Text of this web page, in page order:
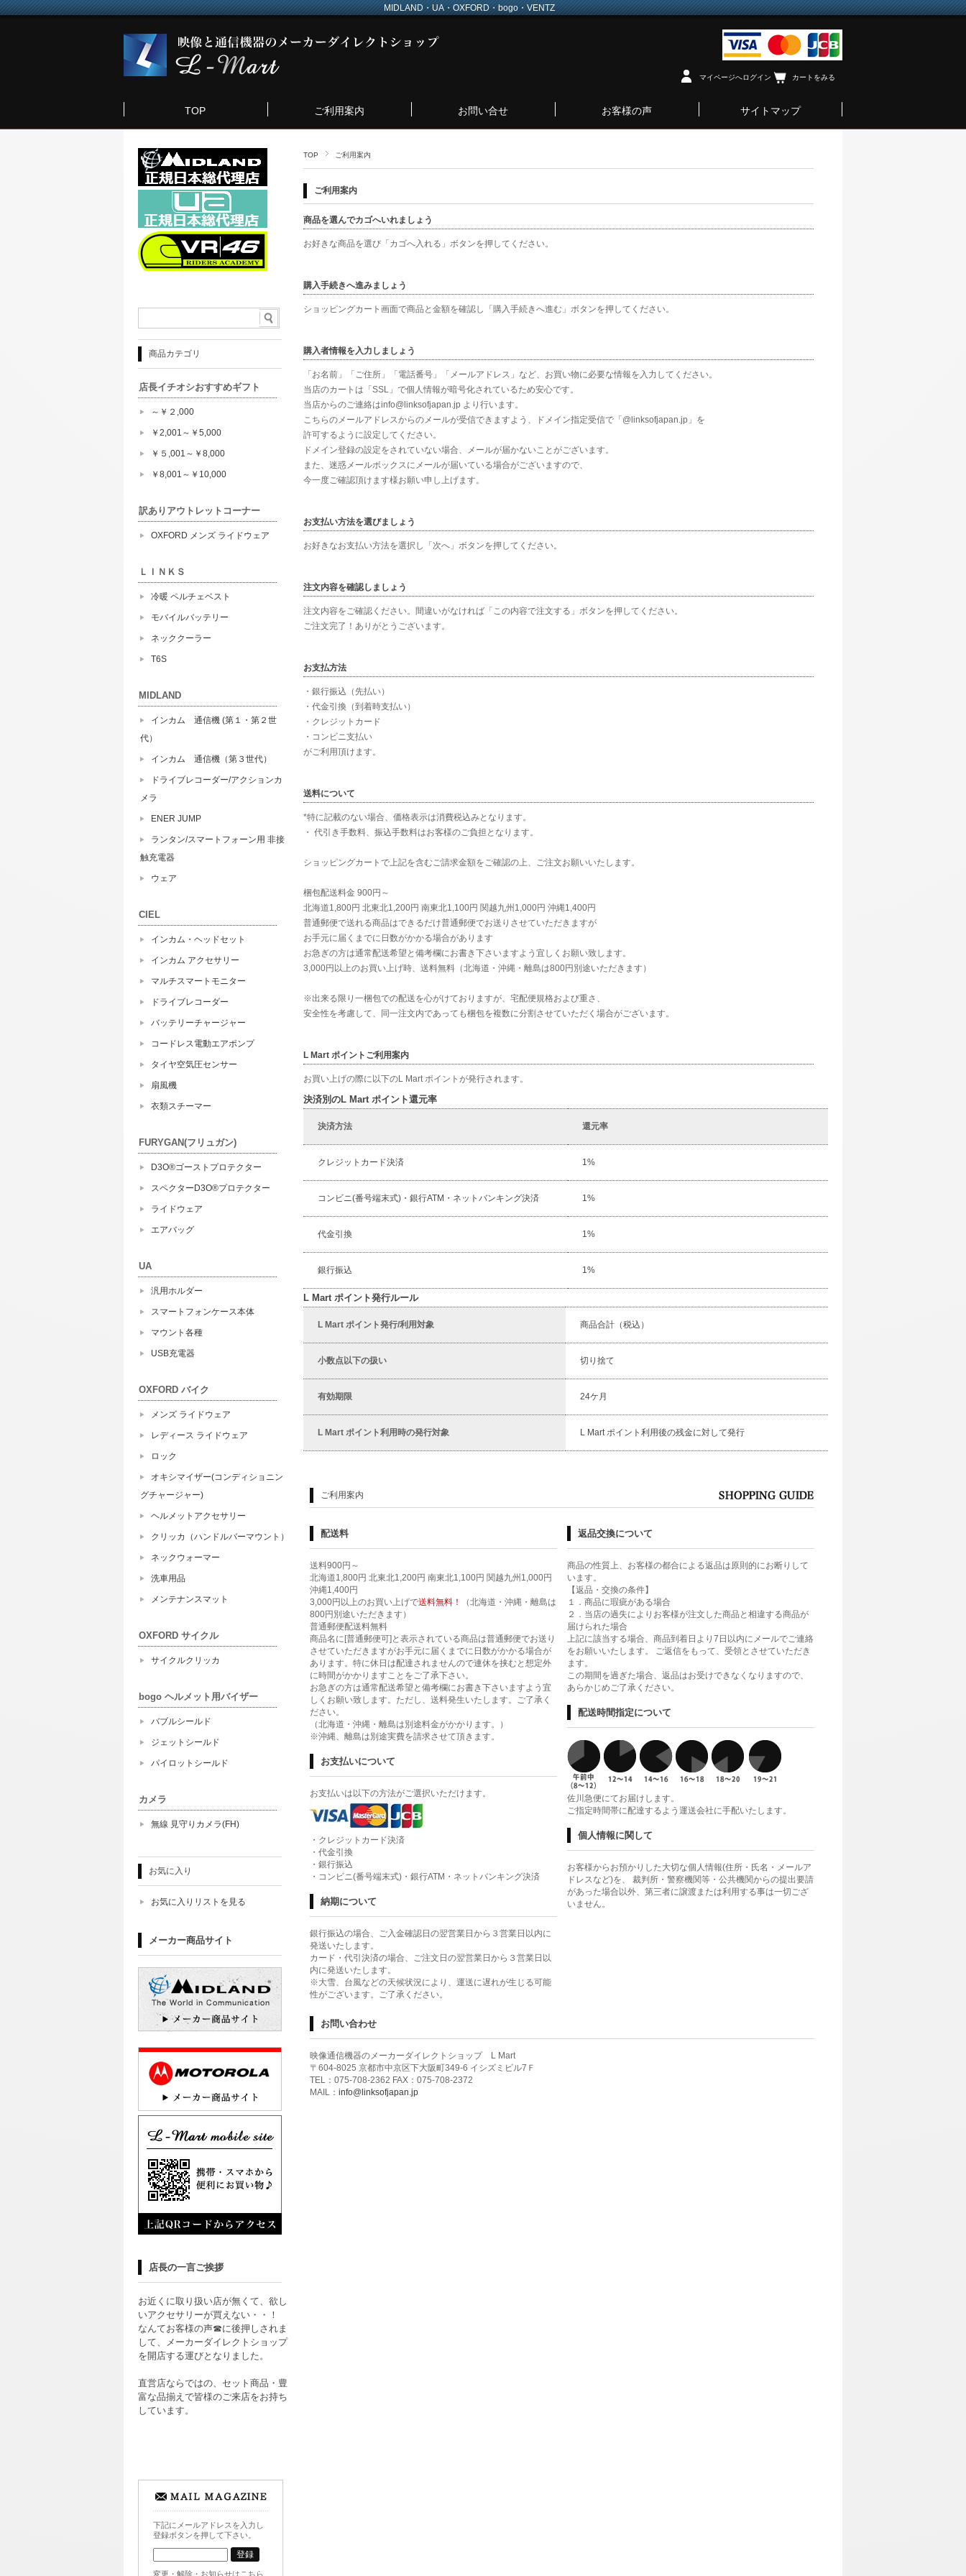
MIDLAND・UA・OXFORD・bogo・VENTZ
マイページへログイン カートをみる
TOP ご利用案内 お問い合せ お客様の声 サイトマップ
TOP ご利用案内
ご利用案内
商品を選んでカゴへいれましょう
お好きな商品を選び「カゴへ入れる」ボタンを押してください。
購入手続きへ進みましょう
ショッピングカート画面で商品と金額を確認し「購入手続きへ進む」ボタンを押してください。
購入者情報を入力しましょう
「お名前」「ご住所」「電話番号」「メールアドレス」など、お買い物に必要な情報を入力してください。
当店のカートは「SSL」で個人情報が暗号化されているため安心です。
当店からのご連絡はinfo@linksofjapan.jp より行います。
こちらのメールアドレスからのメールが受信できますよう、ドメイン指定受信で「@linksofjapan.jp」を
許可するように設定してください。
ドメイン登録の設定をされていない場合、メールが届かないことがございます。
また、迷惑メールボックスにメールが届いている場合がございますので、
今一度ご確認頂けます様お願い申し上げます。
お支払い方法を選びましょう
お好きなお支払い方法を選択し「次へ」ボタンを押してください。
注文内容を確認しましょう
注文内容をご確認ください。間違いがなければ「この内容で注文する」ボタンを押してください。
ご注文完了！ありがとうございます。
お支払方法
・銀行振込（先払い）
・代金引換（到着時支払い）
・クレジットカード
・コンビニ支払い
がご利用頂けます。
送料について
*特に記載のない場合、価格表示は消費税込みとなります。
・ 代引き手数料、振込手数料はお客様のご負担となります。
ショッピングカートで上記を含むご請求金額をご確認の上、ご注文お願いいたします。
梱包配送料金 900円～
北海道1,800円 北東北1,200円 南東北1,100円 関越九州1,000円 沖縄1,400円
普通郵便で送れる商品はできるだけ普通郵便でお送りさせていただきますが
お手元に届くまでに日数がかかる場合があります
お急ぎの方は通常配送希望と備考欄にお書き下さいますよう宜しくお願い致します。
3,000円以上のお買い上げ時、送料無料（北海道・沖縄・離島は800円別途いただきます）
※出来る限り一梱包での配送を心がけておりますが、宅配便規格および重さ、
安全性を考慮して、同一注文内であっても梱包を複数に分割させていただく場合がございます。
L Mart ポイントご利用案内
お買い上げの際に以下のL Mart ポイントが発行されます。
決済別のL Mart ポイント還元率
決済方法 還元率
クレジットカード決済 1%
コンビニ(番号端末式)・銀行ATM・ネットバンキング決済 1%
代金引換 1%
銀行振込 1%
L Mart ポイント発行ルール
L Mart ポイント発行/利用対象 商品合計（税込）
小数点以下の扱い 切り捨て
有効期限 24ケ月
L Mart ポイント利用時の発行対象 L Mart ポイント利用後の残金に対して発行
ご利用案内
配送料
送料900円～
北海道1,800円 北東北1,200円 南東北1,100円 関越九州1,000円
沖縄1,400円
3,000円以上のお買い上げで送料無料！
（北海道・沖縄・離島は
800円別途いただきます）
普通郵便配送料無料
商品名に[普通郵便可]と表示されている商品は普通郵便でお送り
させていただきますがお手元に届くまでに日数がかかる場合が
あります。特に休日は配達されませんので連休を挟むと想定外
に時間がかかりますことをご了承下さい。
お急ぎの方は通常配送希望と備考欄にお書き下さいますよう宜
しくお願い致します。ただし、送料発生いたします。ご了承く
ださい。
（北海道・沖縄・離島は別途料金がかかります。）
※沖縄、離島は別途実費を請求させて頂きます。
お支払いについて
お支払いは以下の方法がご選択いただけます。
・クレジットカード決済
・代金引換
・銀行振込
・コンビニ(番号端末式)・銀行ATM・ネットバンキング決済
納期について
銀行振込の場合、ご入金確認日の翌営業日から３営業日以内に
発送いたします。
カード・代引決済の場合、ご注文日の翌営業日から３営業日以
内に発送いたします。
※大雪、台風などの天候状況により、運送に遅れが生じる可能
性がございます。ご了承ください。
返品交換について
商品の性質上、お客様の都合による返品は原則的にお断りして
います。
【返品・交換の条件】
１．商品に瑕疵がある場合
２．当店の過失によりお客様が注文した商品と相違する商品が
届けられた場合
上記に該当する場合、商品到着日より7日以内にメールでご連絡
をお願いいたします。 ご返信をもって、受領とさせていただき
ます。
この期間を過ぎた場合、返品はお受けできなくなりますので、
あらかじめご了承ください。
配送時間指定について
佐川急便にてお届けします。
ご指定時間帯に配達するよう運送会社に手配いたします。
個人情報に関して
お客様からお預かりした大切な個人情報(住所・氏名・メールア
ドレスなど)を、 裁判所・警察機関等・公共機関からの提出要請
があった場合以外、第三者に譲渡または利用する事は一切ござ
いません。
お問い合わせ
映像通信機器のメーカーダイレクトショップ L Mart
〒604-8025 京都市中京区下大阪町349-6 イシズミビル7Ｆ
TEL：075-708-2362 FAX：075-708-2372
MAIL： info@linksofjapan.jp
商品カテゴリ
店長イチオシおすすめギフト
～￥２,000
￥2,001～￥5,000
￥５,001～￥8,000
￥8,001～￥10,000
訳ありアウトレットコーナー
OXFORD メンズ ライドウェア
ＬＩＮＫＳ
冷暖 ペルチェベスト
モバイルバッテリー
ネッククーラー
T6S
MIDLAND
インカム 通信機 (第１・第２世
代）
インカム 通信機（第３世代）
ドライブレコーダー/アクションカ
メラ
ENER JUMP
ランタン/スマートフォーン用 非接
触充電器
ウェア
CIEL
インカム・ヘッドセット
インカム アクセサリー
マルチスマートモニター
ドライブレコーダー
バッテリーチャージャー
コードレス電動エアポンプ
タイヤ空気圧センサー
扇風機
衣類スチーマー
FURYGAN(フリュガン)
D3O®ゴーストプロテクター
スペクターD3O®プロテクター
ライドウェア
エアバッグ
UA
汎用ホルダー
スマートフォンケース本体
マウント各種
USB充電器
OXFORD バイク
メンズ ライドウェア
レディース ライドウェア
ロック
オキシマイザー(コンディショニン
グチャージャー)
ヘルメットアクセサリー
クリッカ（ハンドルバーマウント）
ネックウォーマー
洗車用品
メンテナンスマット
OXFORD サイクル
サイクルクリッカ
bogo ヘルメット用バイザー
バブルシールド
ジェットシールド
パイロットシールド
カメラ
無線 見守りカメラ(FH)
お気に入り
お気に入りリストを見る
メーカー商品サイト
店長の一言ご挨拶
お近くに取り扱い店が無くて、欲し
いアクセサリーが買えない・・！
なんてお客様の声☎に後押しされま
して、メーカーダイレクトショップ
を開店する運びとなりました。
直営店ならではの、セット商品・豊
富な品揃えで皆様のご来店をお持ち
しています。
下記にメールアドレスを入力し
登録ボタンを押して下さい。
変更・解除・お知らせはこちら